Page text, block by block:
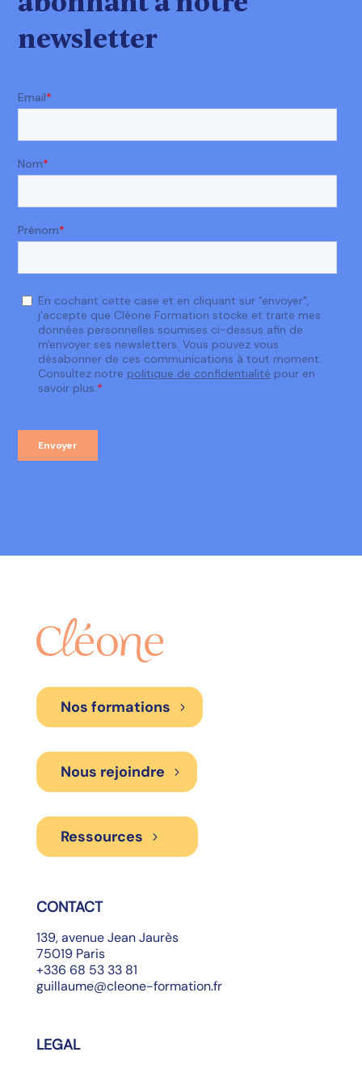
newsletter
Nos formations
Nous rejoindre
Ressources
CONTACT
139, avenue Jean Jaurès
75019 Paris
+336 68 53 33 81
guillaume@cleone-formation.fr
LEGAL